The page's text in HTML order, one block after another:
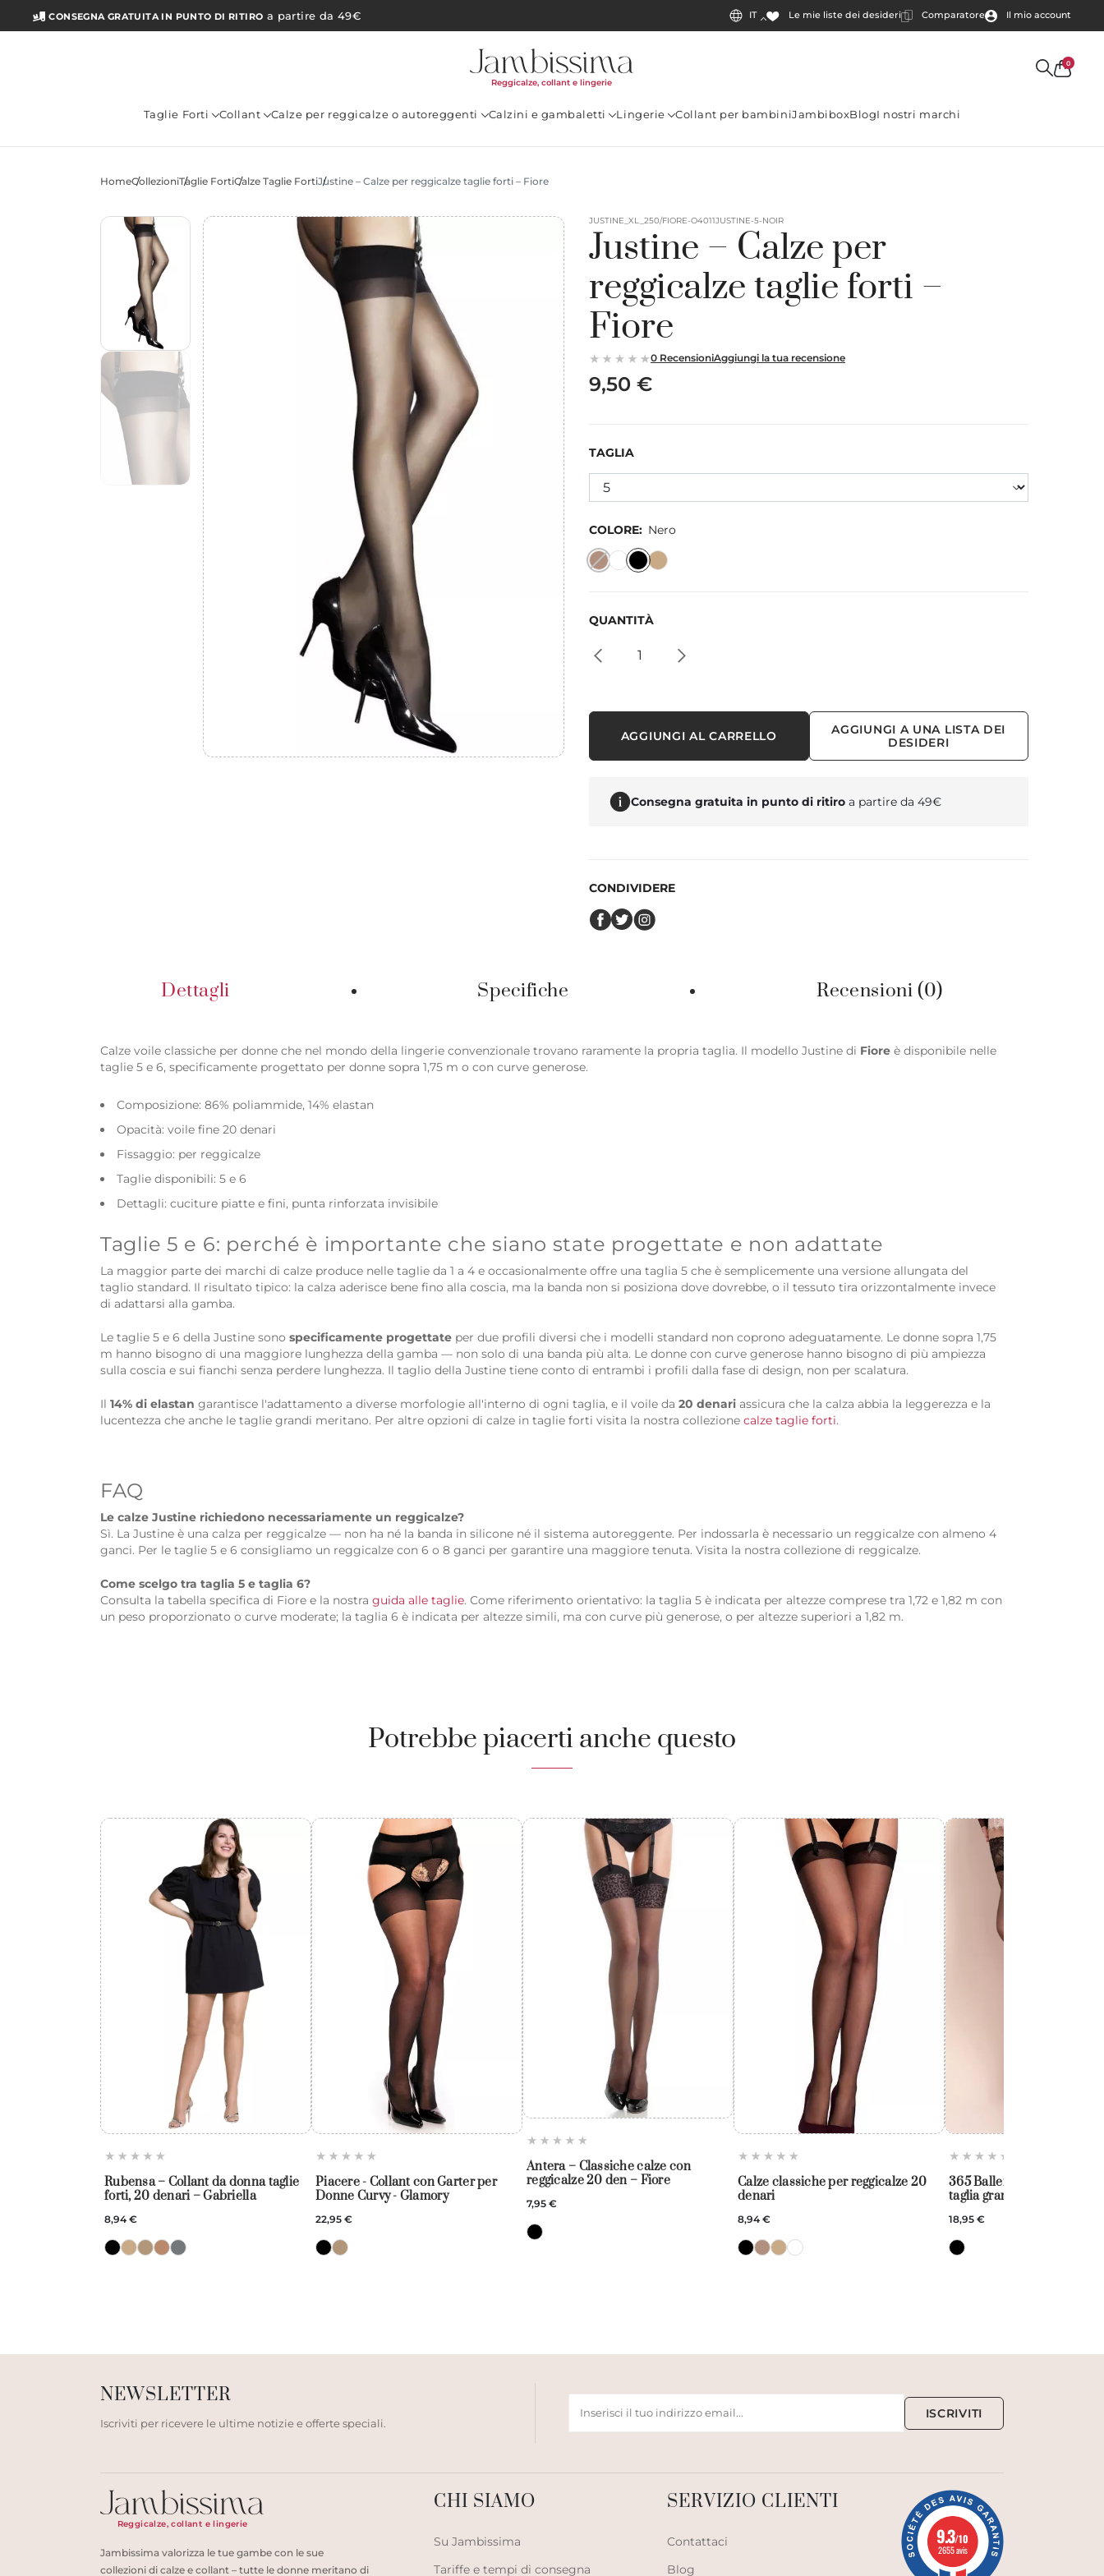
CONSEGNA GRATUITA IN PUNTO DI RITIRO a partire da 49€ IT Le mie liste dei desideri Comparatore Il mio account
Taglie Forti Collant Calze per reggicalze o autoreggenti Calzini e gambaletti Lingerie Collant per bambiniJambiboxBlogI nostri marchi
Reggicalze, collant e lingerie
0
HomeCollezioniTaglie FortiCalze Taglie FortiJustine – Calze per reggicalze taglie forti – Fiore
JUSTINE_XL_250/FIORE-O4011JUSTINE-5-NOIR
Justine – Calze per
reggicalze taglie forti –
Fiore
0 RecensioniAggiungi la tua recensione
9,50 €
TAGLIA
COLORE: Nero
QUANTITÀ
AGGIUNGI AL CARRELLO
AGGIUNGI A UNA LISTA DEI
DESIDERI
Consegna gratuita in punto di ritiro a partire da 49€
CONDIVIDERE
Dettagli Specifiche Recensioni (0)
Calze voile classiche per donne che nel mondo della lingerie convenzionale trovano raramente la propria taglia. Il modello Justine di Fiore è disponibile nelle
taglie 5 e 6, specificamente progettato per donne sopra 1,75 m o con curve generose.
Composizione: 86% poliammide, 14% elastan
Opacità: voile fine 20 denari
Fissaggio: per reggicalze
Taglie disponibili: 5 e 6
Dettagli: cuciture piatte e fini, punta rinforzata invisibile
Taglie 5 e 6: perché è importante che siano state progettate e non adattate
La maggior parte dei marchi di calze produce nelle taglie da 1 a 4 e occasionalmente offre una taglia 5 che è semplicemente una versione allungata del
taglio standard. Il risultato tipico: la calza aderisce bene fino alla coscia, ma la banda non si posiziona dove dovrebbe, o il tessuto tira orizzontalmente invece
di adattarsi alla gamba.
Le taglie 5 e 6 della Justine sono specificamente progettate per due profili diversi che i modelli standard non coprono adeguatamente. Le donne sopra 1,75
m hanno bisogno di una maggiore lunghezza della gamba — non solo di una banda più alta. Le donne con curve generose hanno bisogno di più ampiezza
sulla coscia e sui fianchi senza perdere lunghezza. Il taglio della Justine tiene conto di entrambi i profili dalla fase di design, non per scalatura.
Il 14% di elastan garantisce l'adattamento a diverse morfologie all'interno di ogni taglia, e il voile da 20 denari assicura che la calza abbia la leggerezza e la
lucentezza che anche le taglie grandi meritano. Per altre opzioni di calze in taglie forti visita la nostra collezione calze taglie forti.
FAQ
Le calze Justine richiedono necessariamente un reggicalze?
Sì. La Justine è una calza per reggicalze — non ha né la banda in silicone né il sistema autoreggente. Per indossarla è necessario un reggicalze con almeno 4
ganci. Per le taglie 5 e 6 consigliamo un reggicalze con 6 o 8 ganci per garantire una maggiore tenuta. Visita la nostra collezione di reggicalze.
Come scelgo tra taglia 5 e taglia 6?
Consulta la tabella specifica di Fiore e la nostra guida alle taglie. Come riferimento orientativo: la taglia 5 è indicata per altezze comprese tra 1,72 e 1,82 m con
un peso proporzionato o curve moderate; la taglia 6 è indicata per altezze simili, ma con curve più generose, o per altezze superiori a 1,82 m.
Potrebbe piacerti anche questo
Rubensa – Collant da donna taglie
forti, 20 denari – Gabriella
8,94 €
Piacere - Collant con Garter per
Donne Curvy - Glamory
22,95 €
Antera – Classiche calze con
reggicalze 20 den – Fiore
7,95 €
Calze classiche per reggicalze 20
denari
8,94 €
365 Ballerina – Calze
taglia grande per donne
18,95 €
NEWSLETTER
Iscriviti per ricevere le ultime notizie e offerte speciali.
ISCRIVITI
Reggicalze, collant e lingerie
Jambissima valorizza le tue gambe con le sue
collezioni di calze e collant – tutte le donne meritano di
CHI SIAMO
Su Jambissima
Tariffe e tempi di consegna
SERVIZIO CLIENTI
Contattaci
Blog
9.3/10
2655 avis